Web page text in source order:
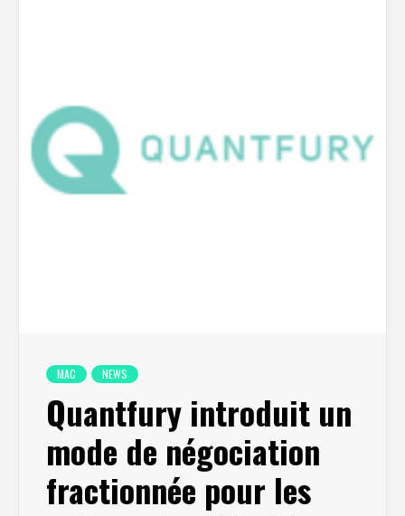
MAC NEWS
Quantfury introduit un
mode de négociation
fractionnée pour les